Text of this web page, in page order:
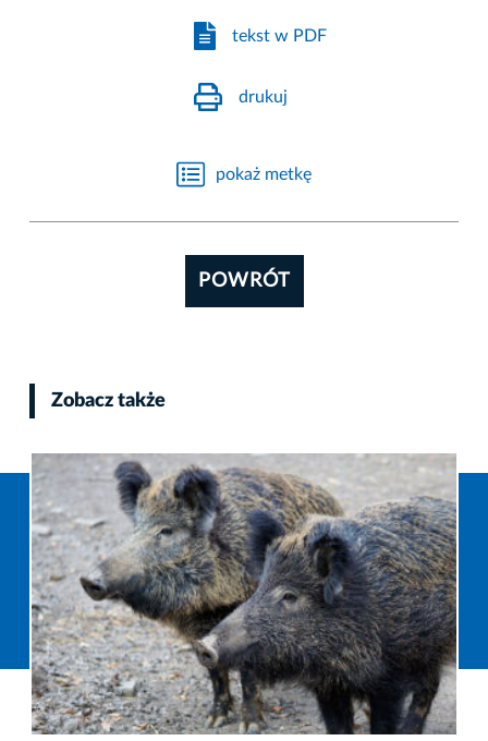
tekst w PDF
drukuj
pokaż metkę
POWRÓT
Zobacz także